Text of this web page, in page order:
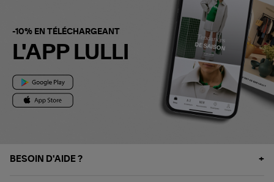
-10% EN TÉLÉCHARGEANT
L'APP LULLI
BESOIN D'AIDE ?